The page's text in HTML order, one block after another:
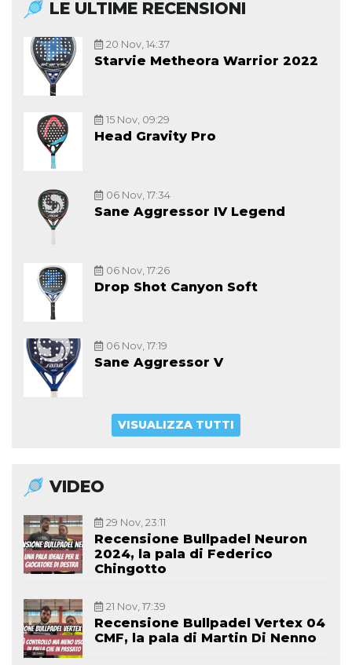
LE ULTIME RECENSIONI
20 Nov, 14:37
Starvie Metheora Warrior 2022
15 Nov, 09:29
Head Gravity Pro
06 Nov, 17:34
Sane Aggressor IV Legend
06 Nov, 17:26
Drop Shot Canyon Soft
06 Nov, 17:19
Sane Aggressor V
VISUALIZZA TUTTI
VIDEO
29 Nov, 23:11
Recensione Bullpadel Neuron
2024, la pala di Federico
Chingotto
21 Nov, 17:39
Recensione Bullpadel Vertex 04
CMF, la pala di Martin Di Nenno